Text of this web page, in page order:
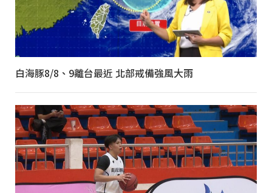
白海豚8/8、9離台最近 北部戒備強風大雨